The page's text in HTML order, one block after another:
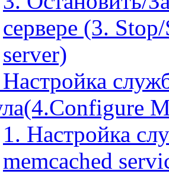
сервере (3.
server)
1. Настройка
memcached